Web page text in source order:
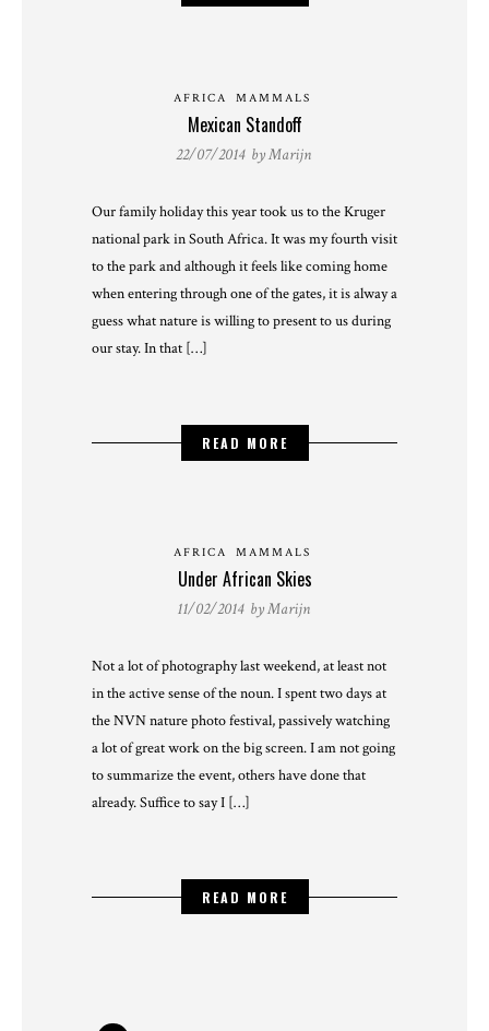
AFRICA MAMMALS
Mexican Standoff
22/07/2014 byMarijn
Our family holiday this year took us to the Kruger
national park in South Africa. It was my fourth visit
to the park and although it feels like coming home
when entering through one of the gates, it is alway a
guess what nature is willing to present to us during
our stay. In that […]
READ MORE
AFRICA MAMMALS
Under African Skies
11/02/2014 byMarijn
Not a lot of photography last weekend, at least not
in the active sense of the noun. I spent two days at
the NVN nature photo festival, passively watching
a lot of great work on the big screen. I am not going
to summarize the event, others have done that
already. Suffice to say I […]
READ MORE